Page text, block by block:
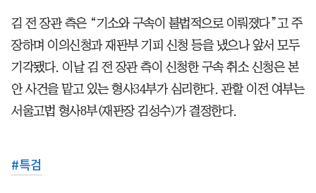
김 전 장관 측은 “기소와 구속이 불법적으로 이뤄졌다”고 주
장하며 이의신청과 재판부 기피 신청 등을 냈으나 앞서 모두
기각됐다. 이날 김 전 장관 측이 신청한 구속 취소 신청은 본
안 사건을 맡고 있는 형사34부가 심리한다. 관할 이전 여부는
서울고법 형사8부(재판장 김성수)가 결정한다.
#특검